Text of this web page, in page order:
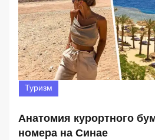
Туризм
Анатомия курортного
номера на Синае